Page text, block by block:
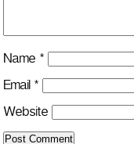
Name *
Email *
Website